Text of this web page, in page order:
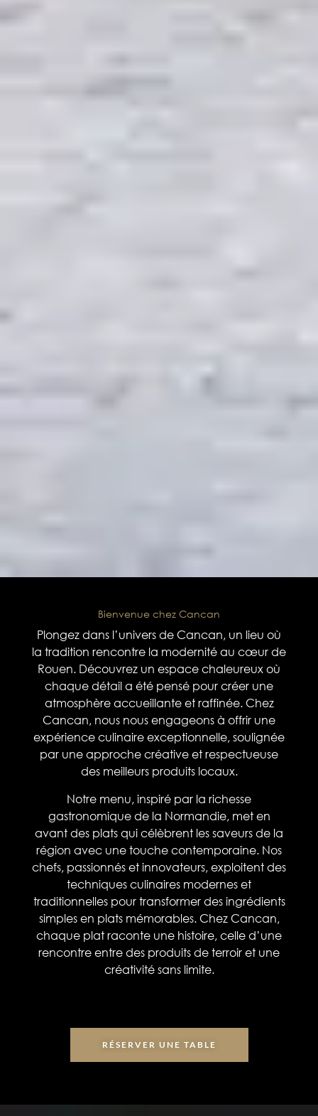
Bienvenue chez Cancan
Plongez dans l’univers de Cancan, un lieu où
la tradition rencontre la modernité au cœur de
Rouen. Découvrez un espace chaleureux où
chaque détail a été pensé pour créer une
atmosphère accueillante et raffinée. Chez
Cancan, nous nous engageons à offrir une
expérience culinaire exceptionnelle, soulignée
par une approche créative et respectueuse
des meilleurs produits locaux.
Notre menu, inspiré par la richesse
gastronomique de la Normandie, met en
avant des plats qui célèbrent les saveurs de la
région avec une touche contemporaine. Nos
chefs, passionnés et innovateurs, exploitent des
techniques culinaires modernes et
traditionnelles pour transformer des ingrédients
simples en plats mémorables. Chez Cancan,
chaque plat raconte une histoire, celle d’une
rencontre entre des produits de terroir et une
créativité sans limite.
RÉSERVER UNE TABLE